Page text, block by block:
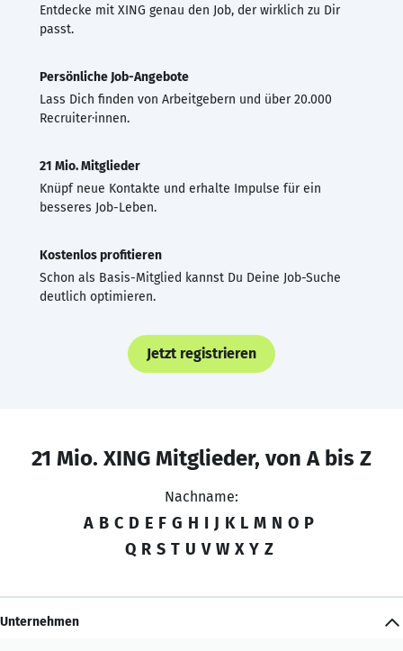
Entdecke mit XING genau den Job, der wirklich zu Dir
passt.
Persönliche Job-Angebote
Lass Dich finden von Arbeitgebern und über 20.000
Recruiter·innen.
21 Mio. Mitglieder
Knüpf neue Kontakte und erhalte Impulse für ein
besseres Job-Leben.
Kostenlos profitieren
Schon als Basis-Mitglied kannst Du Deine Job-Suche
deutlich optimieren.
Jetzt registrieren
21 Mio. XING Mitglieder, von A bis Z
Nachname:
A B C D E F G H I J K L M N O P
Q R S T U V W X Y Z
Unternehmen